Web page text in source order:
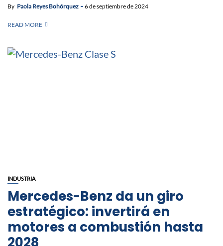
By Paola Reyes Bohórquez 6 de septiembre de 2024
READ MORE
INDUSTRIA
Mercedes-Benz da un giro
estratégico: invertirá en
motores a combustión hasta
2028